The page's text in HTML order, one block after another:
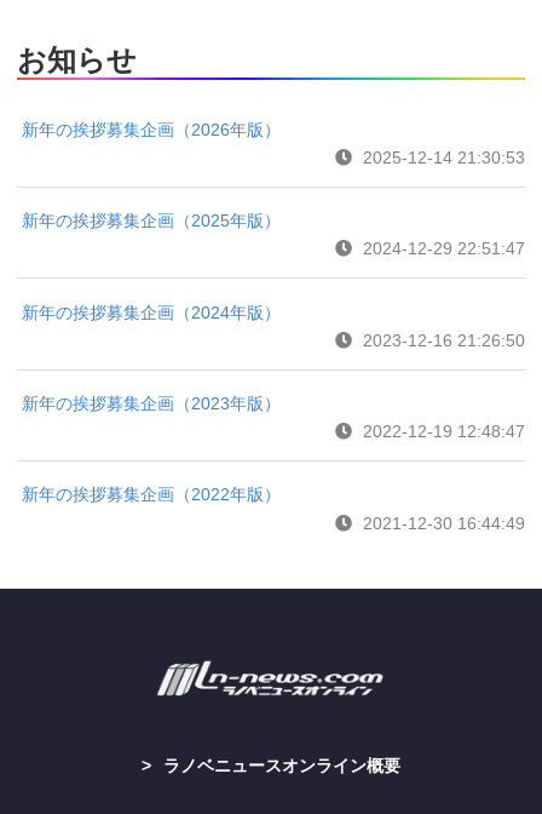
お知らせ
新年の挨拶募集企画（2026年版）
2025-12-14 21:30:53
新年の挨拶募集企画（2025年版）
2024-12-29 22:51:47
新年の挨拶募集企画（2024年版）
2023-12-16 21:26:50
新年の挨拶募集企画（2023年版）
2022-12-19 12:48:47
新年の挨拶募集企画（2022年版）
2021-12-30 16:44:49
ラノベニュースオンライン概要